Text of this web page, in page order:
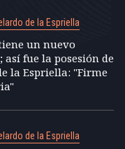
de la Espriella
un nuevo
así fue la posesión de
la Espriella: "Firme
de la Espriella